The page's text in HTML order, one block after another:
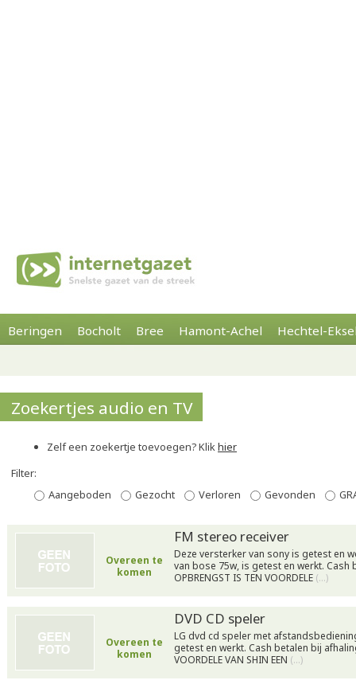
Beringen Bocholt Bree Hamont-Achel Hechtel-
Zoekertjes audio en TV
Zelf een zoekertje toevoegen? Klikhier
Filter:
Aangeboden
Gezocht Verloren Gevonden
Overeen te
komen
FM stereo receiver
Deze versterker van sony is getest en
van bose 75w, is getest en werkt. Cash
OPBRENGST IS TEN VOORDELE (…)
Overeen te
komen
DVD CD speler
LG dvd cd speler met
getest en werkt. Cash betalen bij
VOORDELE VAN SHIN EEN (…)